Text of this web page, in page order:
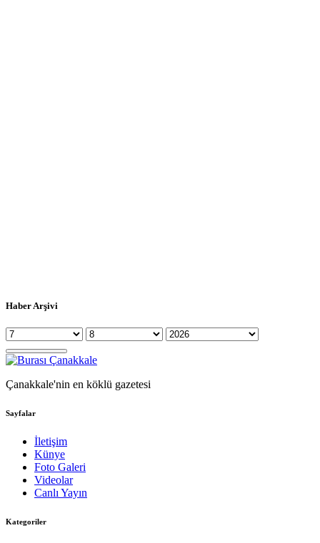
Haber Arşivi
Çanakkale'nin en köklü gazetesi
Sayfalar
İletişim
Künye
Foto Galeri
Videolar
Canlı Yayın
Kategoriler